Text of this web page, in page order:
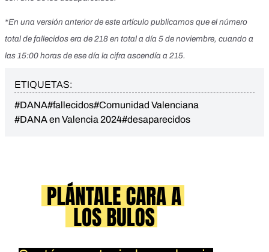
*En una versión anterior de este artículo publicamos que el número
total de fallecidos era de 218 en total a día 5 de noviembre, cuando a
las 15:00 horas de ese día la cifra ascendía a 215.
ETIQUETAS:
#DANA#fallecidos#Comunidad Valenciana
#DANA en Valencia 2024#desaparecidos